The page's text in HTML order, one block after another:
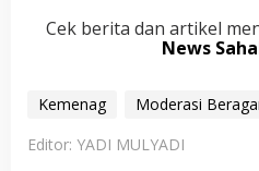
Cek berita dan artikel
News
Kemenag Moderasi
Editor: YADI MULYADI